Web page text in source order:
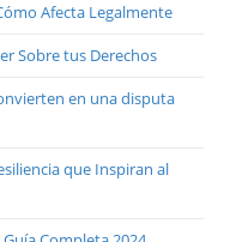
Afecta Legalmente
Sobre tus Derechos
en una disputa
que Inspiran al